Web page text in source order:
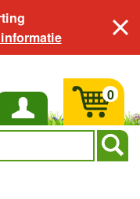
Inloggen
0